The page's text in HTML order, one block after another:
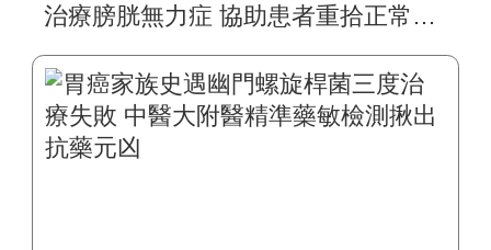
治療膀胱無力症 協助患者重拾正常生